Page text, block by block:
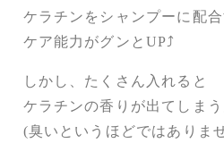
ケラチンをシャンプーに配
ケア能力がグンとUP⤴
しかし、たくさん入れると
ケラチンの香りが出てしまう
(臭いというほどではありま